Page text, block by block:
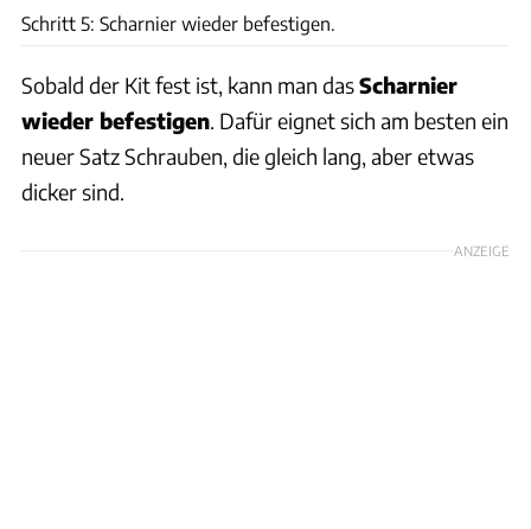
Schritt 5: Scharnier wieder befestigen.
Sobald der Kit fest ist, kann man dasScharnier
wieder befestigen . Dafür eignet sich am besten ein
neuer Satz Schrauben, die gleich lang, aber etwas
dicker sind.
ANZEIGE